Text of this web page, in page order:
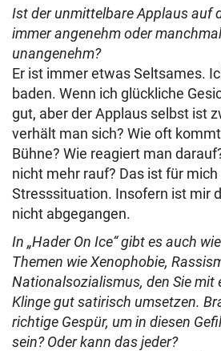
Ist der unmittelbare Applaus auf
immer angenehm oder
unangenehm?
Er ist immer etwas Seltsames.
baden. Wenn ich glückliche
gut, aber der Applaus selbst ist
verhält man sich? Wie oft
Bühne? Wie reagiert man
nicht mehr rauf? Das ist für mich
Stresssituation. Insofern ist mir
nicht abgegangen.
In „Hader On Ice“ gibt es auch
Themen wie Xenophobie,
Nationalsozialismus, den Sie mit
Klinge gut satirisch umsetzen.
richtige Gespür, um in diesen
sein? Oder kann das jeder?